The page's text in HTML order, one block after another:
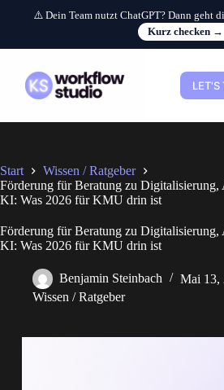
⚠️ Dein Team nutzt ChatGPT? Dann geht
Kurz checken →
springen
LET'S
Start
Wissen / Ratgeber
Förderung für Beratung zu
KI: Was 2026 für KMU drin ist
Förderung für Beratung zu
KI: Was 2026 für KMU drin ist
Benjamin Steinbach
Mai 13,
Wissen / Ratgeber